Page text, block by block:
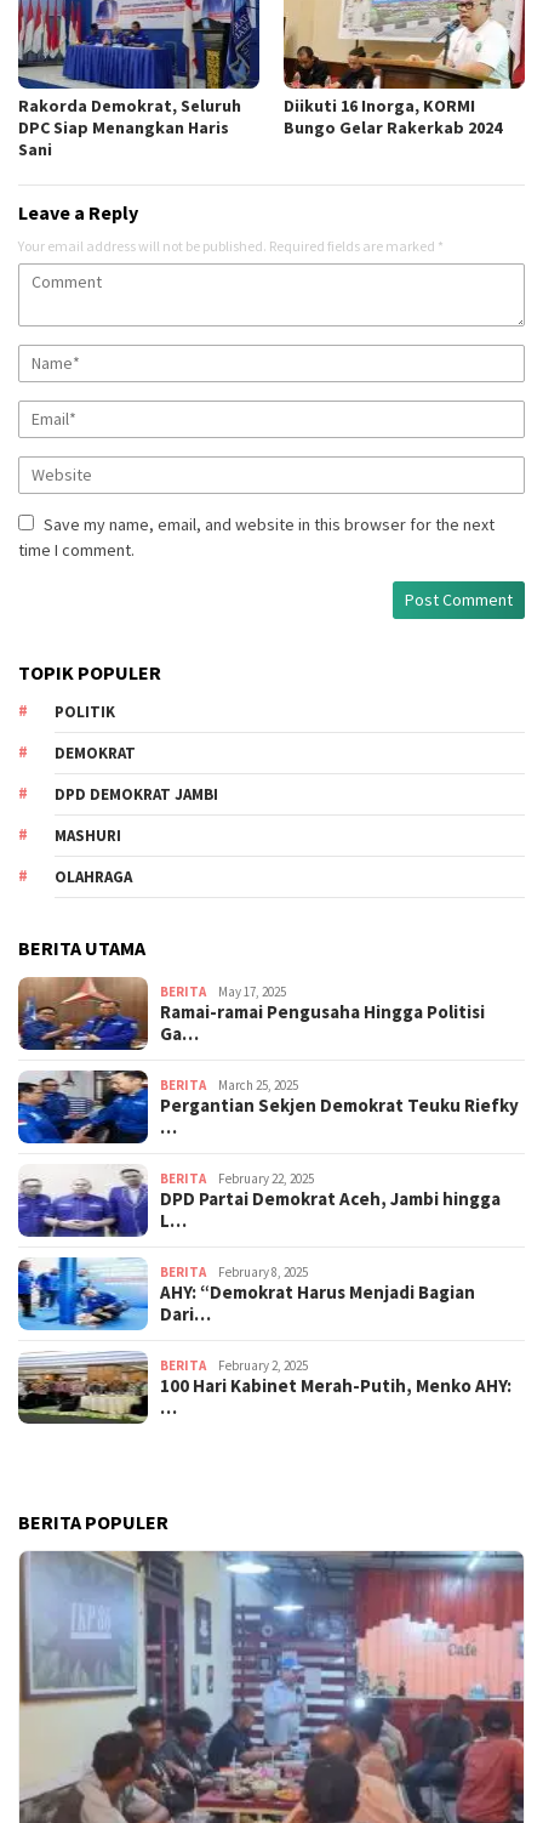
Rakorda Demokrat, Seluruh
DPC Siap Menangkan Haris
Sani
Diikuti 16 Inorga, KORMI
Bungo Gelar Rakerkab 2024
Leave a Reply
Your email address will not be published. Required fields are marked *
Save my name, email, and website in this browser for the next
time I comment.
TOPIK POPULER
POLITIK
DEMOKRAT
DPD DEMOKRAT JAMBI
MASHURI
OLAHRAGA
BERITA UTAMA
BERITA May 17, 2025
Ramai-ramai Pengusaha Hingga Politisi
Ga…
BERITA March 25, 2025
Pergantian Sekjen Demokrat Teuku Riefky
…
BERITA February 22, 2025
DPD Partai Demokrat Aceh, Jambi hingga
L…
BERITA February 8, 2025
AHY: “Demokrat Harus Menjadi Bagian
Dari…
BERITA February 2, 2025
100 Hari Kabinet Merah-Putih, Menko AHY:
…
BERITA POPULER